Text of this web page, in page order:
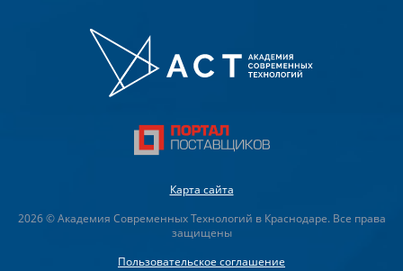
Карта сайта
2026 © Академия Современных Технологий в Краснодаре. Все права
защищены
Пользовательское соглашение